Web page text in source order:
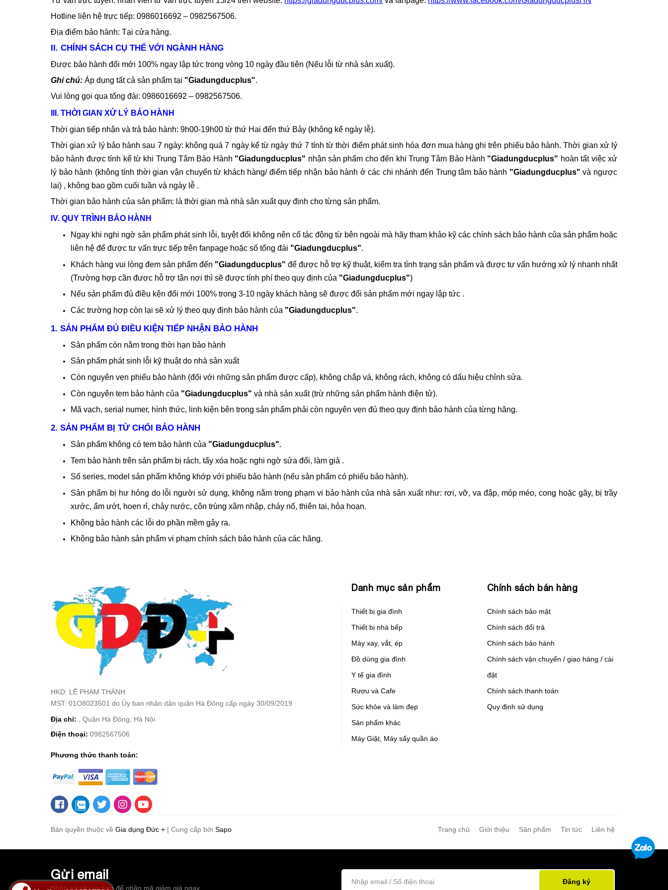
Hotline liên hệ trực tiếp: 0986016692 – 0982567506.
Địa điểm bảo hành: Tại cửa hàng.
II. CHÍNH SÁCH CỤ THỂ VỚI NGÀNH HÀNG
Được bảo hành đổi mới 100% ngay lập tức trong vòng 10 ngày đầu tiên (Nếu lỗi từ nhà sản xuất).
Ghi chú: Áp dụng tất cả sản phẩm tại "Giadungducplus".
Vui lòng gọi qua tổng đài: 0986016692 – 0982567506.
III. THỜI GIAN XỬ LÝ BẢO HÀNH
Thời gian tiếp nhận và trả bảo hành: 9h00-19h00 từ thứ Hai đến thứ Bảy (không kể ngày lễ).
Thời gian xử lý bảo hành sau 7 ngày: không quá 7 ngày kể từ ngày thứ 7 tính từ thời điểm phát sinh hóa đơn mua hàng ghi trên phiếu bảo hành. Thời gian xử lý
bảo hành được tính kể từ khi Trung Tâm Bảo Hành "Giadungducplus" nhận sản phẩm cho đến khi Trung Tâm Bảo Hành "Giadungducplus" hoàn tất việc xử
lý bảo hành (không tính thời gian vận chuyển từ khách hàng/ điểm tiếp nhận bảo hành ở các chi nhánh đến Trung tâm bảo hành "Giadungducplus" và ngược
lại) , không bao gồm cuối tuần và ngày lễ .
Thời gian bảo hành của sản phẩm: là thời gian mà nhà sản xuất quy định cho từng sản phẩm.
IV. QUY TRÌNH BẢO HÀNH
Ngay khi nghi ngờ sản phẩm phát sinh lỗi, tuyệt đối không nên cố tác động từ bên ngoài mà hãy tham khảo kỹ các chính sách bảo hành của sản phẩm hoặc
liên hệ để được tư vấn trực tiếp trên fanpage hoặc số tổng đài "Giadungducplus".
Khách hàng vui lòng đem sản phẩm đến "Giadungducplus" để được hỗ trợ kỹ thuật, kiểm tra tình trạng sản phẩm và được tư vấn hướng xử lý nhanh nhất
(Trường hợp cần được hỗ trợ tận nơi thì sẽ được tính phí theo quy định của "Giadungducplus")
Nếu sản phẩm đủ điều kện đổi mới 100% trong 3-10 ngày khách hàng sẽ được đổi sản phẩm mới ngay lập tức .
Các trường hợp còn lại sẽ xử lý theo quy định bảo hành của "Giadungducplus".
1. SẢN PHẨM ĐỦ ĐIỀU KIỆN TIẾP NHẬN BẢO HÀNH
Sản phẩm còn nằm trong thời hạn bảo hành
Sản phẩm phát sinh lỗi kỹ thuật do nhà sản xuất
Còn nguyên vẹn phiếu bảo hành (đối với những sản phẩm được cấp), không chắp vá, không rách, không có dấu hiệu chỉnh sửa.
Còn nguyên tem bảo hành của "Giadungducplus" và nhà sản xuất (trừ những sản phẩm hành điện tử).
Mã vạch, serial numer, hình thức, linh kiện bên trong sản phẩm phải còn nguyên vẹn đủ theo quy định bảo hành của từng hãng.
2. SẢN PHẨM BỊ TỪ CHỐI BẢO HÀNH
Sản phẩm không có tem bảo hành của "Giadungducplus".
Tem bảo hành trên sản phẩm bị rách, tẩy xóa hoặc nghi ngờ sửa đổi, làm giả .
Số series, model sản phẩm không khớp với phiếu bảo hành (nếu sản phẩm có phiếu bảo hành).
Sản phẩm bị hư hỏng do lỗi người sử dụng, không nằm trong phạm vi bảo hành của nhà sản xuất như: rơi, vỡ, va đập, móp méo, cong hoặc gãy, bị trầy
xước, ẩm ướt, hoen rỉ, chảy nước, côn trùng xâm nhập, cháy nổ, thiên tai, hỏa hoạn.
Không bảo hành các lỗi do phần mềm gây ra.
Không bảo hành sản phẩm vi phạm chính sách bảo hành của các hãng.
HKD: LÊ PHẠM THÀNH
MST: 01O8023501 do Ủy ban nhân dân quận Hà Đông cấp ngày 30/09/2019
Địa chỉ: , Quận Hà Đông, Hà Nội
Điện thoại: 0982567506
Phương thức thanh toán:
Danh mục sản phẩm
Thiết bị gia đình
Thiết bị nhà bếp
Máy xay, vắt, ép
Đồ dùng gia đình
Y tế gia đình
Rượu và Cafe
Sức khỏe và làm đẹp
Sản phẩm khác
Máy Giặt, Máy sấy quần áo
Chính sách bán hàng
Chính sách bảo mật
Chính sách đổi trả
Chính sách bảo hành
Chính sách vận chuyển / giao hàng / cài
đặt
Chính sách thanh toán
Quy định sử dụng
Bản quyền thuộc về Gia dụng Đức + | Cung cấp bởi Sapo Trang chủ Giới thiệu Sản phẩm Tin tức Liên hệ
Gửi email
Nhập email của bạn để nhận mã giảm giá ngay
Đăng ký